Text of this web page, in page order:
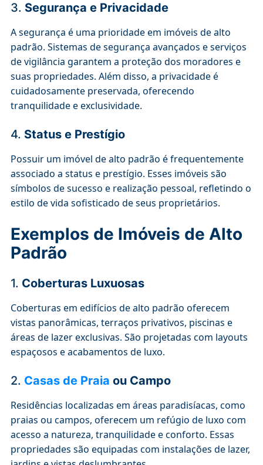
3. Segurança e Privacidade
A segurança é uma prioridade em imóveis de alto
padrão. Sistemas de segurança avançados e serviços
de vigilância garantem a proteção dos moradores e
suas propriedades. Além disso, a privacidade é
cuidadosamente preservada, oferecendo
tranquilidade e exclusividade.
4. Status e Prestígio
Possuir um imóvel de alto padrão é frequentemente
associado a status e prestígio. Esses imóveis são
símbolos de sucesso e realização pessoal, refletindo o
estilo de vida sofisticado de seus proprietários.
Exemplos de Imóveis de Alto
Padrão
1. Coberturas Luxuosas
Coberturas em edifícios de alto padrão oferecem
vistas panorâmicas, terraços privativos, piscinas e
áreas de lazer exclusivas. São projetadas com layouts
espaçosos e acabamentos de luxo.
2. Casas de Praia ou Campo
Residências localizadas em áreas paradisíacas, como
praias ou campos, oferecem um refúgio de luxo com
acesso a natureza, tranquilidade e conforto. Essas
propriedades são equipadas com instalações de lazer,